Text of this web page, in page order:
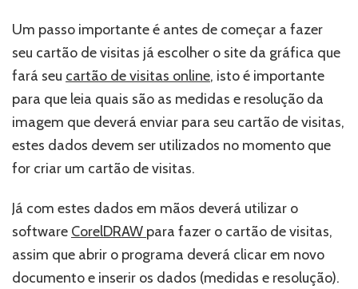
Um passo importante é antes de começar a fazer
seu cartão de visitas já escolher o site da gráfica que
fará seu cartão de visitas online, isto é importante
para que leia quais são as medidas e resolução da
imagem que deverá enviar para seu cartão de visitas,
estes dados devem ser utilizados no momento que
for criar um cartão de visitas.
Já com estes dados em mãos deverá utilizar o
software CorelDRAW para fazer o cartão de visitas,
assim que abrir o programa deverá clicar em novo
documento e inserir os dados (medidas e resolução).